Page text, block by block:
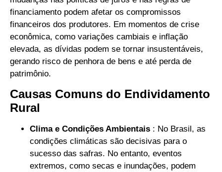
financiamento podem afetar os compromissos
financeiros dos produtores. Em momentos de crise
econômica, como variações cambiais e inflação
elevada, as dívidas podem se tornar insustentáveis,
gerando risco de penhora de bens e até perda de
patrimônio.
Causas Comuns do Endividamento
Rural
Clima e Condições Ambientais : No Brasil, as
condições climáticas são decisivas para o
sucesso das safras. No entanto, eventos
extremos, como secas e inundações, podem